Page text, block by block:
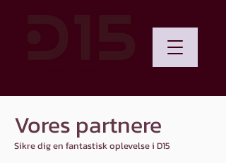
Vores partnere
​Sikre dig en fantastisk oplevelse i D15